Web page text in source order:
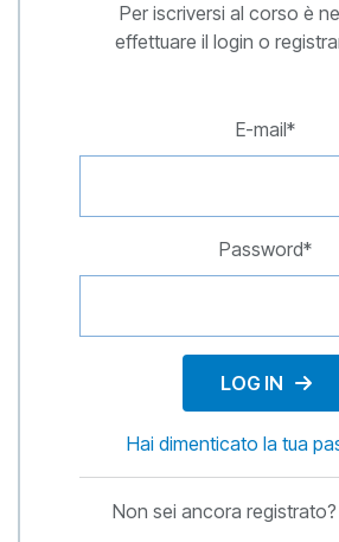
Per iscriversi al corso è
effettuare il login o
E-mail*
Password*
LOG IN
Hai dimenticato la tua
Non sei ancora registrato?